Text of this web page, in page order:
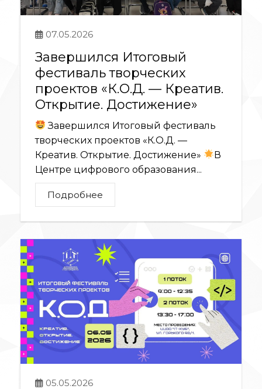
07.05.2026
Завершился Итоговый
фестиваль творческих
проектов «К.О.Д. — Креатив.
Открытие. Достижение»
Завершился Итоговый фестиваль
творческих проектов «К.О.Д. —
Креатив. Открытие. Достижение»
В
Центре цифрового образования...
Подробнее
05.05.2026